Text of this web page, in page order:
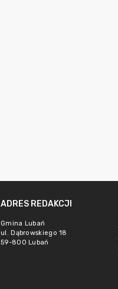
ADRES REDAKCJI
Gmina Lubań
ul. Dąbrowskiego 18
59-800 Lubań